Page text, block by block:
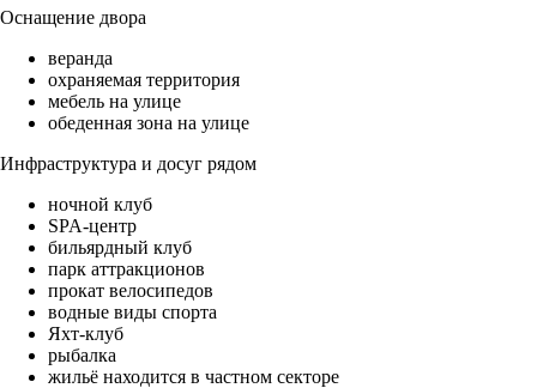
Оснащение двора
веранда
охраняемая территория
мебель на улице
обеденная зона на улице
Инфраструктура и досуг рядом
ночной клуб
SPA-центр
бильярдный клуб
парк аттракционов
прокат велосипедов
водные виды спорта
Яхт-клуб
рыбалка
жильё находится в частном секторе